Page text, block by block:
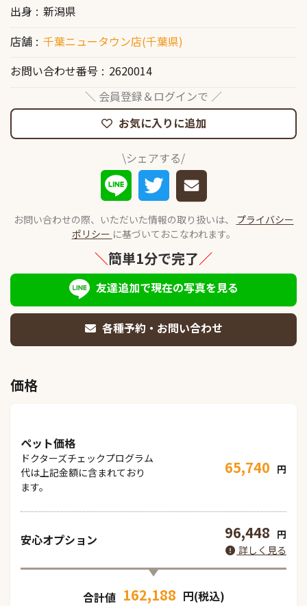
出身
新潟県
店舗
千葉ニュータウン店(千葉県)
お問い合わせ番号
2620014
＼ 会員登録＆ログインで ／
お気に入りに追加
\シェアする/
お問い合わせの際、いただいた情報の取り扱いは、 プライバシー
ポリシー に基づいておこなわれます。
＼簡単1分で完了／
友達追加で現在の写真を見る
各種予約・お問い合わせ
価格
ペット価格
ドクターズチェックプログラム
代は上記金額に含まれており
ます。
65,740 円
安心オプション 96,448 円
詳しく見る
合計値 162,188 円(税込)